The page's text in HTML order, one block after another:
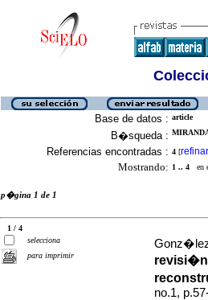
Base de datos : article
B�squeda :
Referencias encontradas : 4 [refinar
Mostrando: 1 .. 4 en
p�gina 1 de 1
1 / 4
selecciona
para imprimir
no.1,